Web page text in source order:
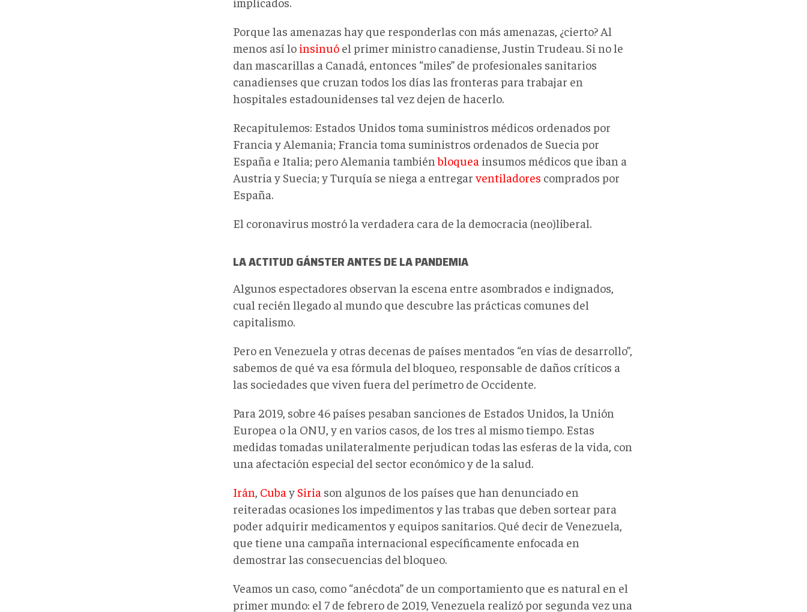
Porque las amenazas hay que responderlas con más amenazas, ¿cierto? Al
menos así lo insinuó el primer ministro canadiense, Justin Trudeau. Si no le
dan mascarillas a Canadá, entonces “miles” de profesionales sanitarios
canadienses que cruzan todos los días las fronteras para trabajar en
hospitales estadounidenses tal vez dejen de hacerlo.
Recapitulemos: Estados Unidos toma suministros médicos ordenados por
Francia y Alemania; Francia toma suministros ordenados de Suecia por
España e Italia; pero Alemania tambiénbloquea insumos médicos que iban a
Austria y Suecia; y Turquía se niega a entregarventiladores comprados por
España.
El coronavirus mostró la verdadera cara de la democracia (neo)liberal.
LA ACTITUD GÁNSTER ANTES DE LA PANDEMIA
Algunos espectadores observan la escena entre asombrados e indignados,
cual recién llegado al mundo que descubre las prácticas comunes del
capitalismo.
Pero en Venezuela y otras decenas de países mentados “en vías de desarrollo”,
sabemos de qué va esa fórmula del bloqueo, responsable de daños críticos a
las sociedades que viven fuera del perímetro de Occidente.
Para 2019, sobre 46 países pesaban sanciones de Estados Unidos, la Unión
Europea o la ONU, y en varios casos, de los tres al mismo tiempo. Estas
medidas tomadas unilateralmente perjudican todas las esferas de la vida, con
una afectación especial del sector económico y de la salud.
Irán Cuba y Siria son algunos de los países que han denunciado en
reiteradas ocasiones los impedimentos y las trabas que deben sortear para
poder adquirir medicamentos y equipos sanitarios. Qué decir de Venezuela,
que tiene una campaña internacional específicamente enfocada en
demostrar las consecuencias del bloqueo.
Veamos un caso, como “anécdota” de un comportamiento que es natural en el
primer mundo: el 7 de febrero de 2019, Venezuela realizó por segunda vez una